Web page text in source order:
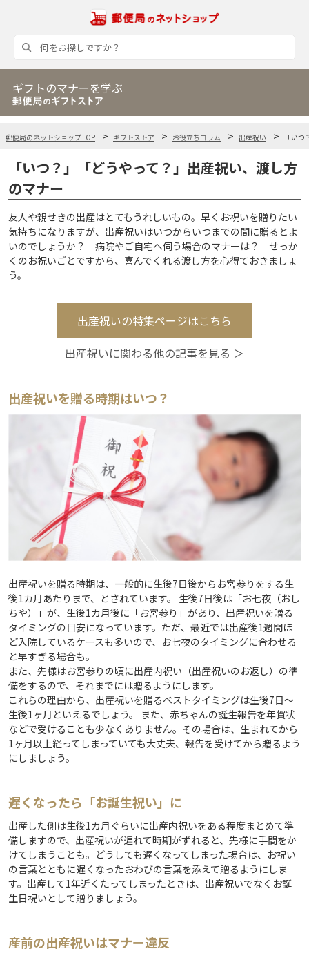
ギフトのマナーを学ぶ
郵便局のネットショップTOP ギフトストア お役立ちコラム 出産祝い 「い
「いつ？」「どうやって？」出産祝い、渡し方
のマナー
友人や親せきの出産はとてもうれしいもの。早くお祝いを贈りたい
気持ちになりますが、出産祝いはいつからいつまでの間に贈るとよ
いのでしょうか？ 病院やご自宅へ伺う場合のマナーは？ せっか
くのお祝いごとですから、喜んでくれる渡し方を心得ておきましょ
う。
出産祝いの特集ページはこちら
出産祝いに関わる他の記事を見る ＞
出産祝いを贈る時期はいつ？
出産祝いを贈る時期は、一般的に生後7日後からお宮参りをする生
後1カ月あたりまで、とされています。 生後7日後は「お七夜（おし
ちや）」が、生後1カ月後に「お宮参り」があり、出産祝いを贈る
タイミングの目安になっています。ただ、最近では出産後1週間ほ
ど入院しているケースも多いので、お七夜のタイミングに合わせる
と早すぎる場合も。
また、先様はお宮参りの頃に出産内祝い（出産祝いのお返し）の準
備をするので、それまでには贈るようにします。
これらの理由から、出産祝いを贈るベストタイミングは生後7日～
生後1ヶ月といえるでしょう。 また、赤ちゃんの誕生報告を年賀状
などで受けることも少なくありません。その場合は、生まれてから
1ヶ月以上経ってしまっていても大丈夫、報告を受けてから贈るよう
にしましょう。
遅くなったら「お誕生祝い」に
出産した側は生後1カ月ぐらいに出産内祝いをある程度まとめて準
備しますので、出産祝いが遅れて時期がずれると、先様に手間をか
けてしまうことも。どうしても遅くなってしまった場合は、お祝い
の言葉とともに遅くなったおわびの言葉を添えて贈るようにしま
す。出産して1年近くたってしまったときは、出産祝いでなくお誕
生日祝いとして贈りましょう。
産前の出産祝いはマナー違反